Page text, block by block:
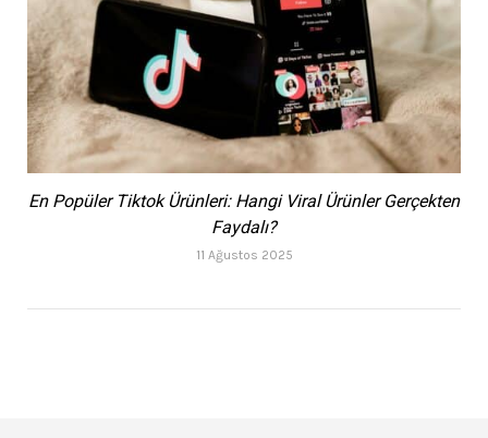
En Popüler Tiktok Ürünleri: Hangi Viral Ürünler Gerçekten
Faydalı?
11 Ağustos 2025